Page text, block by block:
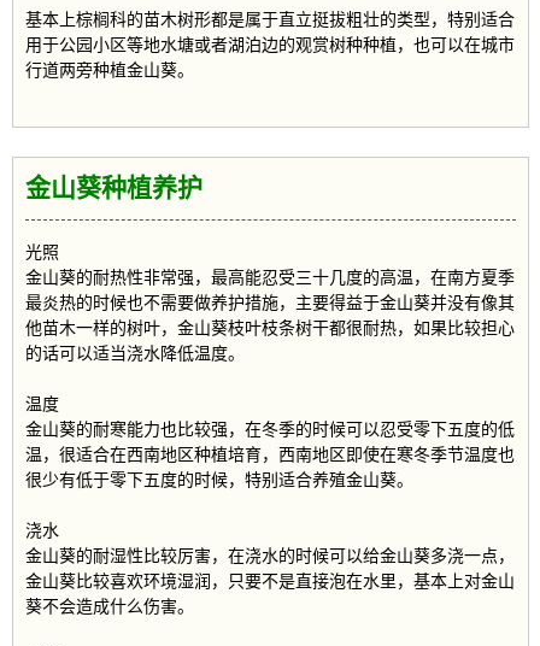
基本上棕榈科的苗木树形都是属于直立挺拔粗壮的类型，特别适合
用于公园小区等地水塘或者湖泊边的观赏树种种植，也可以在城市
行道两旁种植金山葵。
金山葵种植养护
光照
金山葵的耐热性非常强，最高能忍受三十几度的高温，在南方夏季
最炎热的时候也不需要做养护措施，主要得益于金山葵并没有像其
他苗木一样的树叶，金山葵枝叶枝条树干都很耐热，如果比较担心
的话可以适当浇水降低温度。
温度
金山葵的耐寒能力也比较强，在冬季的时候可以忍受零下五度的低
温，很适合在西南地区种植培育，西南地区即使在寒冬季节温度也
很少有低于零下五度的时候，特别适合养殖金山葵。
浇水
金山葵的耐湿性比较厉害，在浇水的时候可以给金山葵多浇一点，
金山葵比较喜欢环境湿润，只要不是直接泡在水里，基本上对金山
葵不会造成什么伤害。